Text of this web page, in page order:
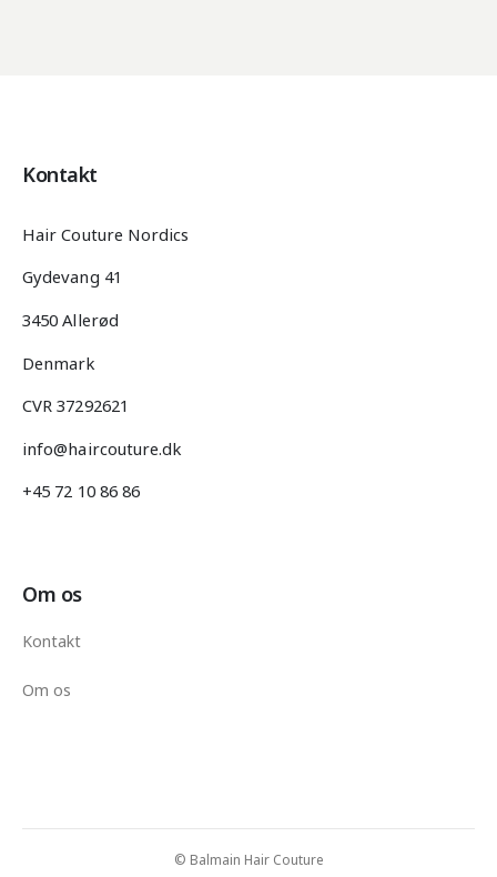
Kontakt
Hair Couture Nordics
Gydevang 41
3450 Allerød
Denmark
CVR 37292621
info@haircouture.dk
+45 72 10 86 86
Om os
Kontakt
Om os
© Balmain Hair Couture